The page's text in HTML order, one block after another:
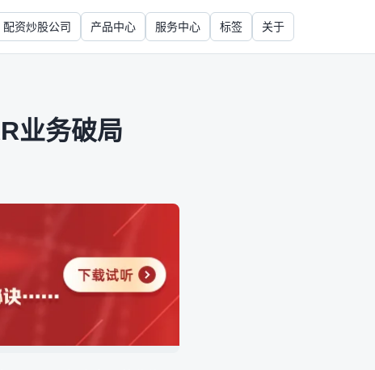
配资炒股公司 产品中心 服务中心 标签 关于
业务破局